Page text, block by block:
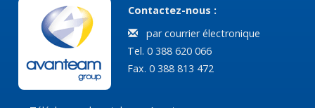
Contactez-nous :
par courrier électronique
Tel. 0 388 620 066
Fax. 0 388 813 472